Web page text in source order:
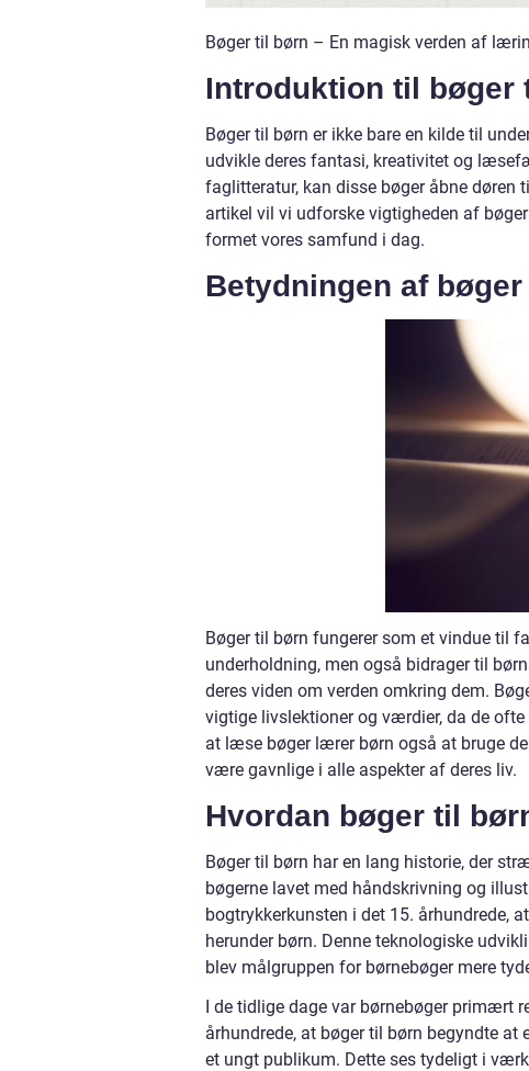
Bøger til børn – En magisk verden af
Introduktion til bøger
Bøger til børn er ikke bare en kilde til
udvikle deres fantasi, kreativitet og
faglitteratur, kan disse bøger åbne
artikel vil vi udforske vigtigheden af
formet vores samfund i dag.
Betydningen af
Bøger til børn fungerer som et vindue til
underholdning, men også bidrager til
deres viden om verden omkring dem.
vigtige livslektioner og værdier, da de
at læse bøger lærer børn også at bruge
være gavnlige i alle aspekter af deres liv.
Hvordan bøger til
Bøger til børn har en lang historie, der
bøgerne lavet med håndskrivning og
bogtrykkerkunsten i det 15. århundrede,
herunder børn. Denne teknologiske
blev målgruppen for børnebøger mere
I de tidlige dage var børnebøger primært
århundrede, at bøger til børn begyndte at
et ungt publikum. Dette ses tydeligt i